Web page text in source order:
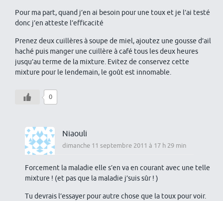
Pour ma part, quand j’en ai besoin pour une toux et je l’ai testé
donc j’en atteste l’efficacité
Prenez deux cuillères à soupe de miel, ajoutez une gousse d’ail
haché puis manger une cuillère à café tous les deux heures
jusqu’au terme de la mixture. Evitez de conservez cette
mixture pour le lendemain, le goût est innomable.
0
Niaouli
dimanche 11 septembre 2011 à 17 h 29 min
Forcement la maladie elle s’en va en courant avec une telle
mixture ! (et pas que la maladie j’suis sûr ! )
Tu devrais l’essayer pour autre chose que la toux pour voir.